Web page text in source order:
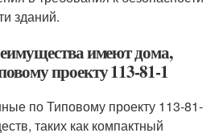
зданий.
имеют дома,
проекту 113-81-1
по Типовому проекту 113-81-
таких как компактный